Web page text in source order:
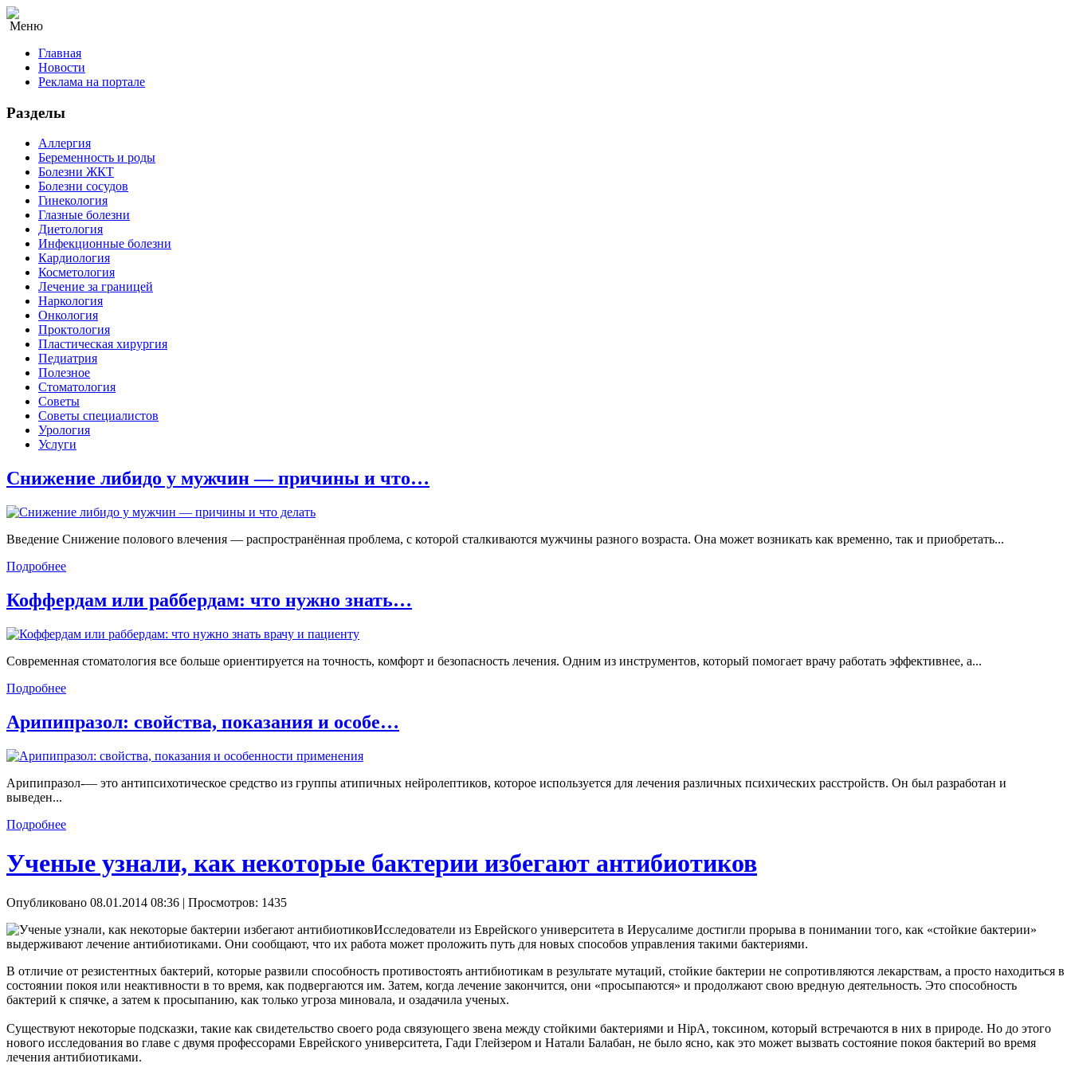
Меню
Главная
Новости
Реклама на портале
Разделы
Аллергия
Беременность и роды
Болезни ЖКТ
Болезни сосудов
Гинекология
Глазные болезни
Диетология
Инфекционные болезни
Кардиология
Косметология
Лечение за границей
Наркология
Онкология
Проктология
Пластическая хирургия
Педиатрия
Полезное
Стоматология
Советы
Советы специалистов
Урология
Услуги
Снижение либидо у мужчин — причины и что…
Введение Снижение полового влечения — распространённая проблема, с которой сталкиваются мужчины разного возраста. Она может возникать как временно, так и приобретать...
Подробнее
Коффердам или раббердам: что нужно знать…
Современная стоматология все больше ориентируется на точность, комфорт и безопасность лечения. Одним из инструментов, который помогает врачу работать эффективнее, а...
Подробнее
Арипипразол: свойства, показания и особе…
Арипипразол-— это антипсихотическое средство из группы атипичных нейролептиков, которое используется для лечения различных психических расстройств. Он был разработан и
выведен...
Подробнее
Ученые узнали, как некоторые бактерии избегают антибиотиков
Опубликовано 08.01.2014 08:36 | Просмотров: 1435
Исследователи из Еврейского университета в Иерусалиме достигли прорыва в понимании того, как «стойкие бактерии»
выдерживают лечение антибиотиками. Они сообщают, что их работа может проложить путь для новых способов управления такими бактериями.
В отличие от резистентных бактерий, которые развили способность противостоять антибиотикам в результате мутаций, стойкие бактерии не сопротивляются лекарствам, а просто находиться в
состоянии покоя или неактивности в то время, как подвергаются им. Затем, когда лечение закончится, они «просыпаются» и продолжают свою вредную деятельность. Это способность
бактерий к спячке, а затем к просыпанию, как только угроза миновала, и озадачила ученых.
Существуют некоторые подсказки, такие как свидетельство своего рода связующего звена между стойкими бактериями и HipA, токсином, который встречаются в них в природе. Но до этого
нового исследования во главе с двумя профессорами Еврейского университета, Гади Глейзером и Натали Балабан, не было ясно, как это может вызвать состояние покоя бактерий во время
лечения антибиотиками.